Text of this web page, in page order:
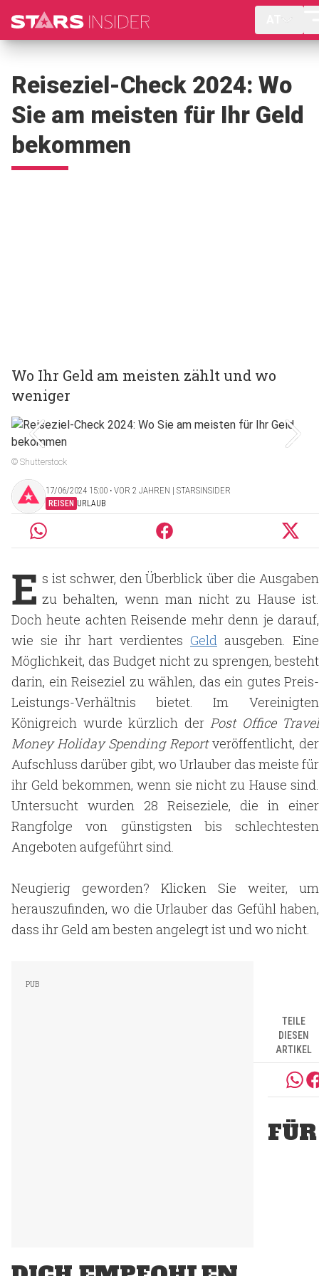
Reiseziel-Check 2024: Wo
Sie am meisten für Ihr Geld
bekommen
Wo Ihr Geld am meisten zählt und wo
weniger
© Shutterstock
17/06/2024 15:00 ‧ VOR 2 JAHREN | STARSINSIDER
REISEN URLAUB
E s ist schwer, den Überblick über die Ausgaben
zu behalten, wenn man nicht zu Hause ist.
Doch heute achten Reisende mehr denn je darauf,
wie sie ihr hart verdientes Geld ausgeben. Eine
Möglichkeit, das Budget nicht zu sprengen, besteht
darin, ein Reiseziel zu wählen, das ein gutes Preis-
Leistungs-Verhältnis bietet. Im Vereinigten
Königreich wurde kürzlich der Post Office Travel
Money Holiday Spending Reportveröffentlicht, der
Aufschluss darüber gibt, wo Urlauber das meiste für
ihr Geld bekommen, wenn sie nicht zu Hause sind.
Untersucht wurden 28 Reiseziele, die in einer
Rangfolge von günstigsten bis schlechtesten
Angeboten aufgeführt sind.
Neugierig geworden? Klicken Sie weiter, um
herauszufinden, wo die Urlauber das Gefühl haben,
dass ihr Geld am besten angelegt ist und wo nicht.
TEILE
DIESEN
ARTIKEL
FÜR